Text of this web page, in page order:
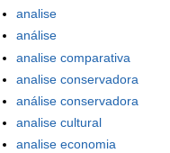
analise
análise
analise comparativa
analise conservadora
análise conservadora
analise cultural
analise economia